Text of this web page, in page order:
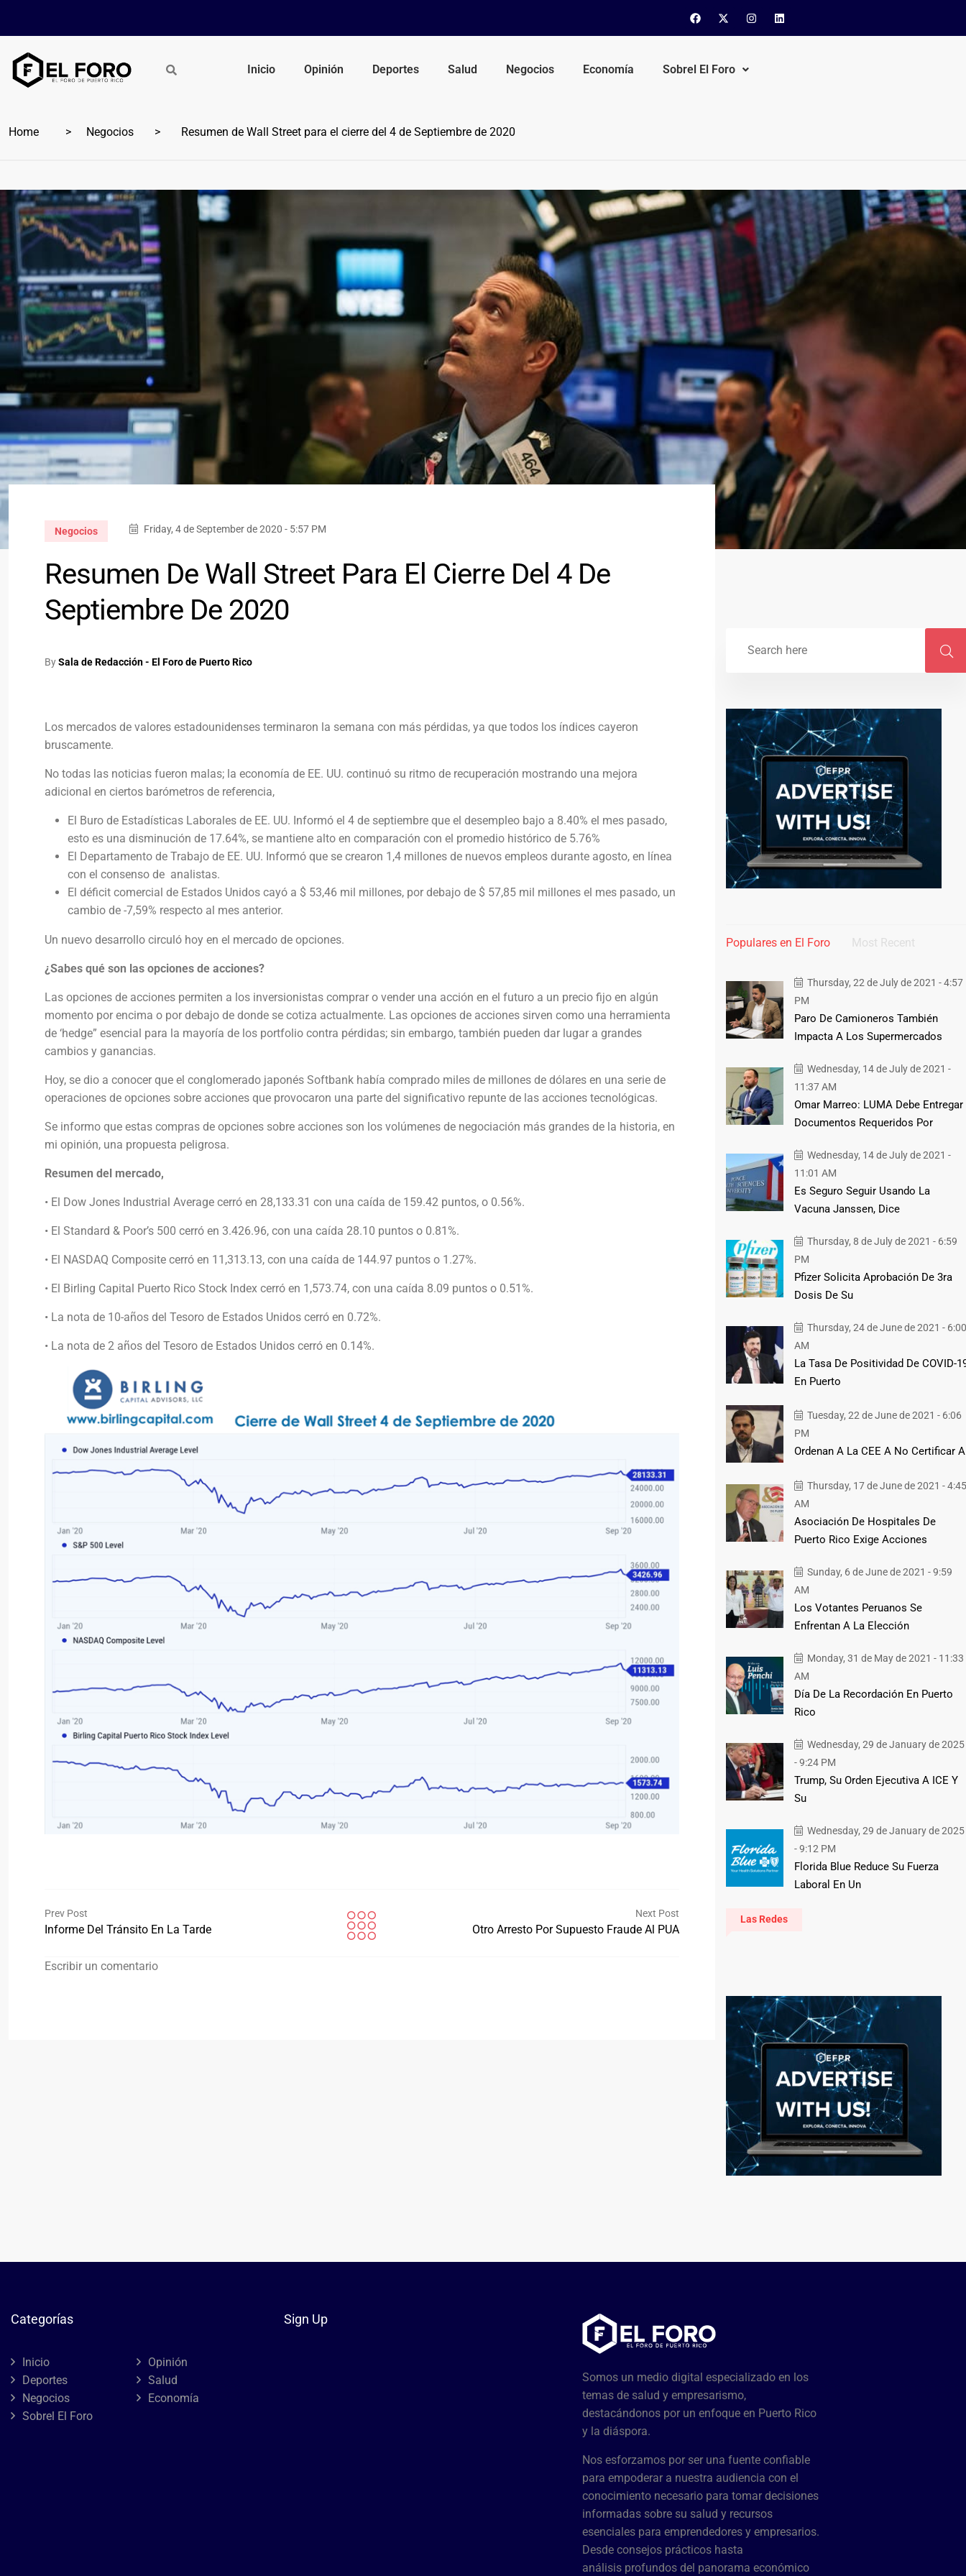
Inicio Opinión Deportes Salud Negocios Economía Sobrel El Foro
Home Negocios Resumen de Wall Street para el cierre del 4 de Septiembre de 2020
Negocios Friday, 4 de September de 2020 - 5:57 PM
Resumen De Wall Street Para El Cierre Del 4 De
Septiembre De 2020
BySala de Redacción - El Foro de Puerto Rico
Los mercados de valores estadounidenses terminaron la semana con más pérdidas, ya que todos los índices cayeron
bruscamente.
No todas las noticias fueron malas; la economía de EE. UU. continuó su ritmo de recuperación mostrando una mejora
adicional en ciertos barómetros de referencia,
El Buro de Estadísticas Laborales de EE. UU. Informó el 4 de septiembre que el desempleo bajo a 8.40% el mes pasado,
esto es una disminución de 17.64%, se mantiene alto en comparación con el promedio histórico de 5.76%
El Departamento de Trabajo de EE. UU. Informó que se crearon 1,4 millones de nuevos empleos durante agosto, en línea
con el consenso de analistas.
El déficit comercial de Estados Unidos cayó a $ 53,46 mil millones, por debajo de $ 57,85 mil millones el mes pasado, un
cambio de -7,59% respecto al mes anterior.
Un nuevo desarrollo circuló hoy en el mercado de opciones.
¿Sabes qué son las opciones de acciones?
Las opciones de acciones permiten a los inversionistas comprar o vender una acción en el futuro a un precio fijo en algún
momento por encima o por debajo de donde se cotiza actualmente. Las opciones de acciones sirven como una herramienta
de ‘hedge” esencial para la mayoría de los portfolio contra pérdidas; sin embargo, también pueden dar lugar a grandes
cambios y ganancias.
Hoy, se dio a conocer que el conglomerado japonés Softbank había comprado miles de millones de dólares en una serie de
operaciones de opciones sobre acciones que provocaron una parte del significativo repunte de las acciones tecnológicas.
Se informo que estas compras de opciones sobre acciones son los volúmenes de negociación más grandes de la historia, en
mi opinión, una propuesta peligrosa.
Resumen del mercado,
• El Dow Jones Industrial Average cerró en 28,133.31 con una caída de 159.42 puntos, o 0.56%.
• El Standard & Poor’s 500 cerró en 3.426.96, con una caída 28.10 puntos o 0.81%.
• El NASDAQ Composite cerró en 11,313.13, con una caída de 144.97 puntos o 1.27%.
• El Birling Capital Puerto Rico Stock Index cerró en 1,573.74, con una caída 8.09 puntos o 0.51%.
• La nota de 10-años del Tesoro de Estados Unidos cerró en 0.72%.
• La nota de 2 años del Tesoro de Estados Unidos cerró en 0.14%.
Prev Post
Informe Del Tránsito En La Tarde
Next Post
Otro Arresto Por Supuesto Fraude Al PUA
Escribir un comentario
Populares en El Foro Most Recent
Thursday, 22 de July de 2021 - 4:57
PM
Paro De Camioneros También
Impacta A Los Supermercados
Wednesday, 14 de July de 2021 -
11:37 AM
Omar Marreo: LUMA Debe Entregar
Documentos Requeridos Por
Wednesday, 14 de July de 2021 -
11:01 AM
Es Seguro Seguir Usando La
Vacuna Janssen, Dice
Thursday, 8 de July de 2021 - 6:59
PM
Pfizer Solicita Aprobación De 3ra
Dosis De Su
Thursday, 24 de June de 2021 - 6:00
AM
La Tasa De Positividad De COVID-
En Puerto
Tuesday, 22 de June de 2021 - 6:06
PM
Ordenan A La CEE A No Certificar A
Thursday, 17 de June de 2021 - 4:45
AM
Asociación De Hospitales De
Puerto Rico Exige Acciones
Sunday, 6 de June de 2021 - 9:59
AM
Los Votantes Peruanos Se
Enfrentan A La Elección
Monday, 31 de May de 2021 - 11:33
AM
Día De La Recordación En Puerto
Rico
Wednesday, 29 de January de 2025
- 9:24 PM
Trump, Su Orden Ejecutiva A ICE Y
Su
Wednesday, 29 de January de 2025
- 9:12 PM
Florida Blue Reduce Su Fuerza
Laboral En Un
Las Redes
Categorías
Inicio
Opinión
Deportes
Salud
Negocios
Economía
Sobrel El Foro
Sign Up
Somos un medio digital especializado en los
temas de salud y empresarismo,
destacándonos por un enfoque en Puerto Rico
y la diáspora.
Nos esforzamos por ser una fuente confiable
para empoderar a nuestra audiencia con el
conocimiento necesario para tomar decisiones
informadas sobre su salud y recursos
esenciales para emprendedores y empresarios.
Desde consejos prácticos hasta
análisis profundos del panorama económico